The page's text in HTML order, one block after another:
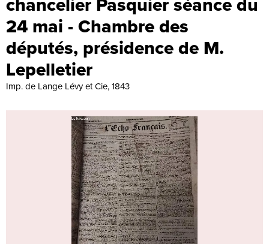
24 mai - Chambre des
députés, présidence de M.
Lepelletier
Imp. de Lange Lévy et Cie, 1843